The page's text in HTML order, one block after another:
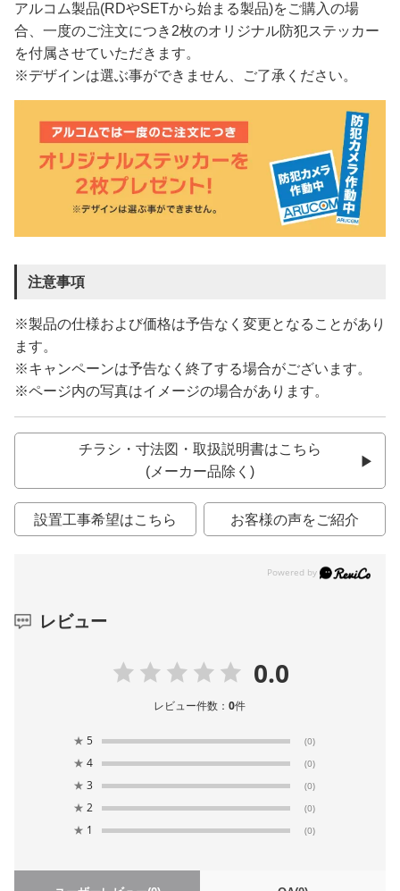
アルコム製品(RDやSETから始まる製品)をご購入の場
合、一度のご注文につき2枚のオリジナル防犯ステッカー
を付属させていただきます。
※デザインは選ぶ事ができません、ご了承ください。
注意事項
※製品の仕様および価格は予告なく変更となることがあり
ます。
※キャンペーンは予告なく終了する場合がございます。
※ページ内の写真はイメージの場合があります。
チラシ・寸法図・取扱説明書はこちら
(メーカー品除く)
設置工事希望はこちら お客様の声をご紹介
レビュー
0.0
レビュー件数：0件
★ 5 (0)
★ 4 (0)
★ 3 (0)
★ 2 (0)
★ 1 (0)